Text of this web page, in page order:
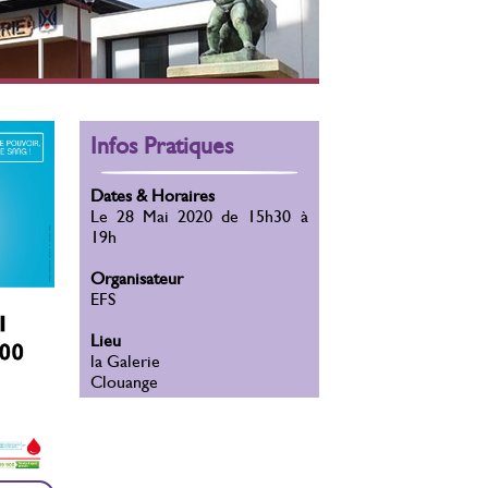
Infos Pratiques
Dates & Horaires
Le 28 Mai 2020 de 15h30 à
19h
Organisateur
EFS
Lieu
la Galerie
Clouange